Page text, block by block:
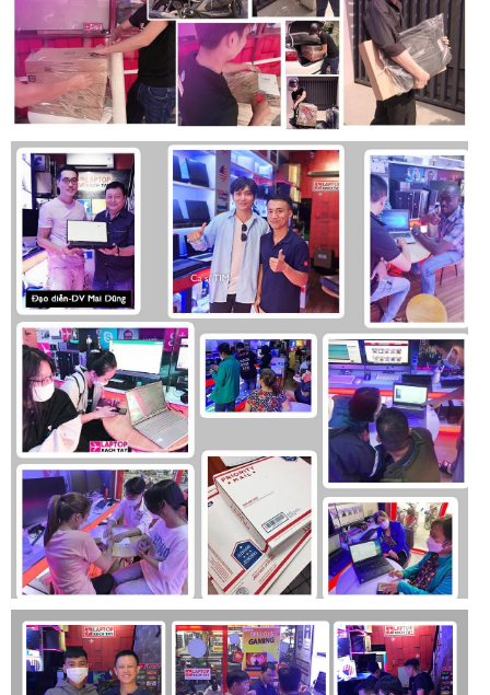
đạt được mức tối đa. Tuy nhiên, khi sử dụng các ứng dụng
nặng hoặc chơi game, thời lượng pin sẽ giảm nhanh hơn.
Máy còn hỗ trợ công nghệ sạc nhanh HP Fast Charge, cho
phép sạc đầy 50% pin chỉ trong vòng 30 phút. Điều này rất
tiện lợi khi bạn cần nạp nhanh năng lượng cho máy để tiếp
tục công việc mà không cần chờ đợi quá lâu.
Kết luận
HP ProBook 450 G5 i5 7200U RAM 8GB HD là một lựa chọn
lý tưởng cho những ai cần một chiếc laptop doanh nhân với
hiệu suất ổn định, thiết kế bền bỉ và giá thành hợp lý. Với tình
trạng xách tay từ Nhật Bản và còn 98% như mới, đây là một
cơ hội tốt để sở hữu một sản phẩm chất lượng với mức giá
tiết kiệm.
Thiết kế tinh tế, màn hình đủ dùng cho các tác vụ văn
phòng, hiệu năng ổn định và thời lượng pin ấn tượng, HP
ProBook 450 G5 đáp ứng tốt nhu cầu của người dùng doanh
nhân, sinh viên và những người làm việc văn phòng. Bàn
phím và touchpad được thiết kế tối ưu, mang lại trải nghiệm
sử dụng thoải mái và hiệu quả.
Mặc dù màn hình chỉ có độ phân giải HD và ổ cứng HDD có
thể không đủ nhanh đối với một số người dùng, nhưng với
mức giá và các tính năng mà ProBook 450 G5 mang lại, đây
vẫn là một lựa chọn rất đáng cân nhắc. Nếu bạn đang tìm
kiếm một chiếc laptop doanh nhân với hiệu năng tốt và giá
thành hợp lý, HP ProBook 450 G5 chắc chắn là một lựa chọn